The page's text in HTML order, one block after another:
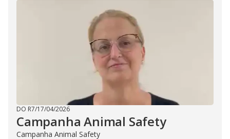
DO R7/17/04/2026
Campanha Animal Safety
Campanha Animal Safety